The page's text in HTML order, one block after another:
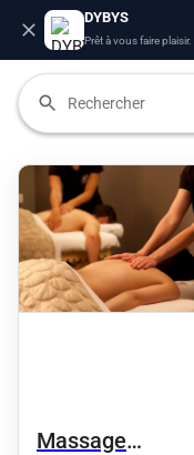
DYBYS
Prêt à vous faire plaisir.
Massage